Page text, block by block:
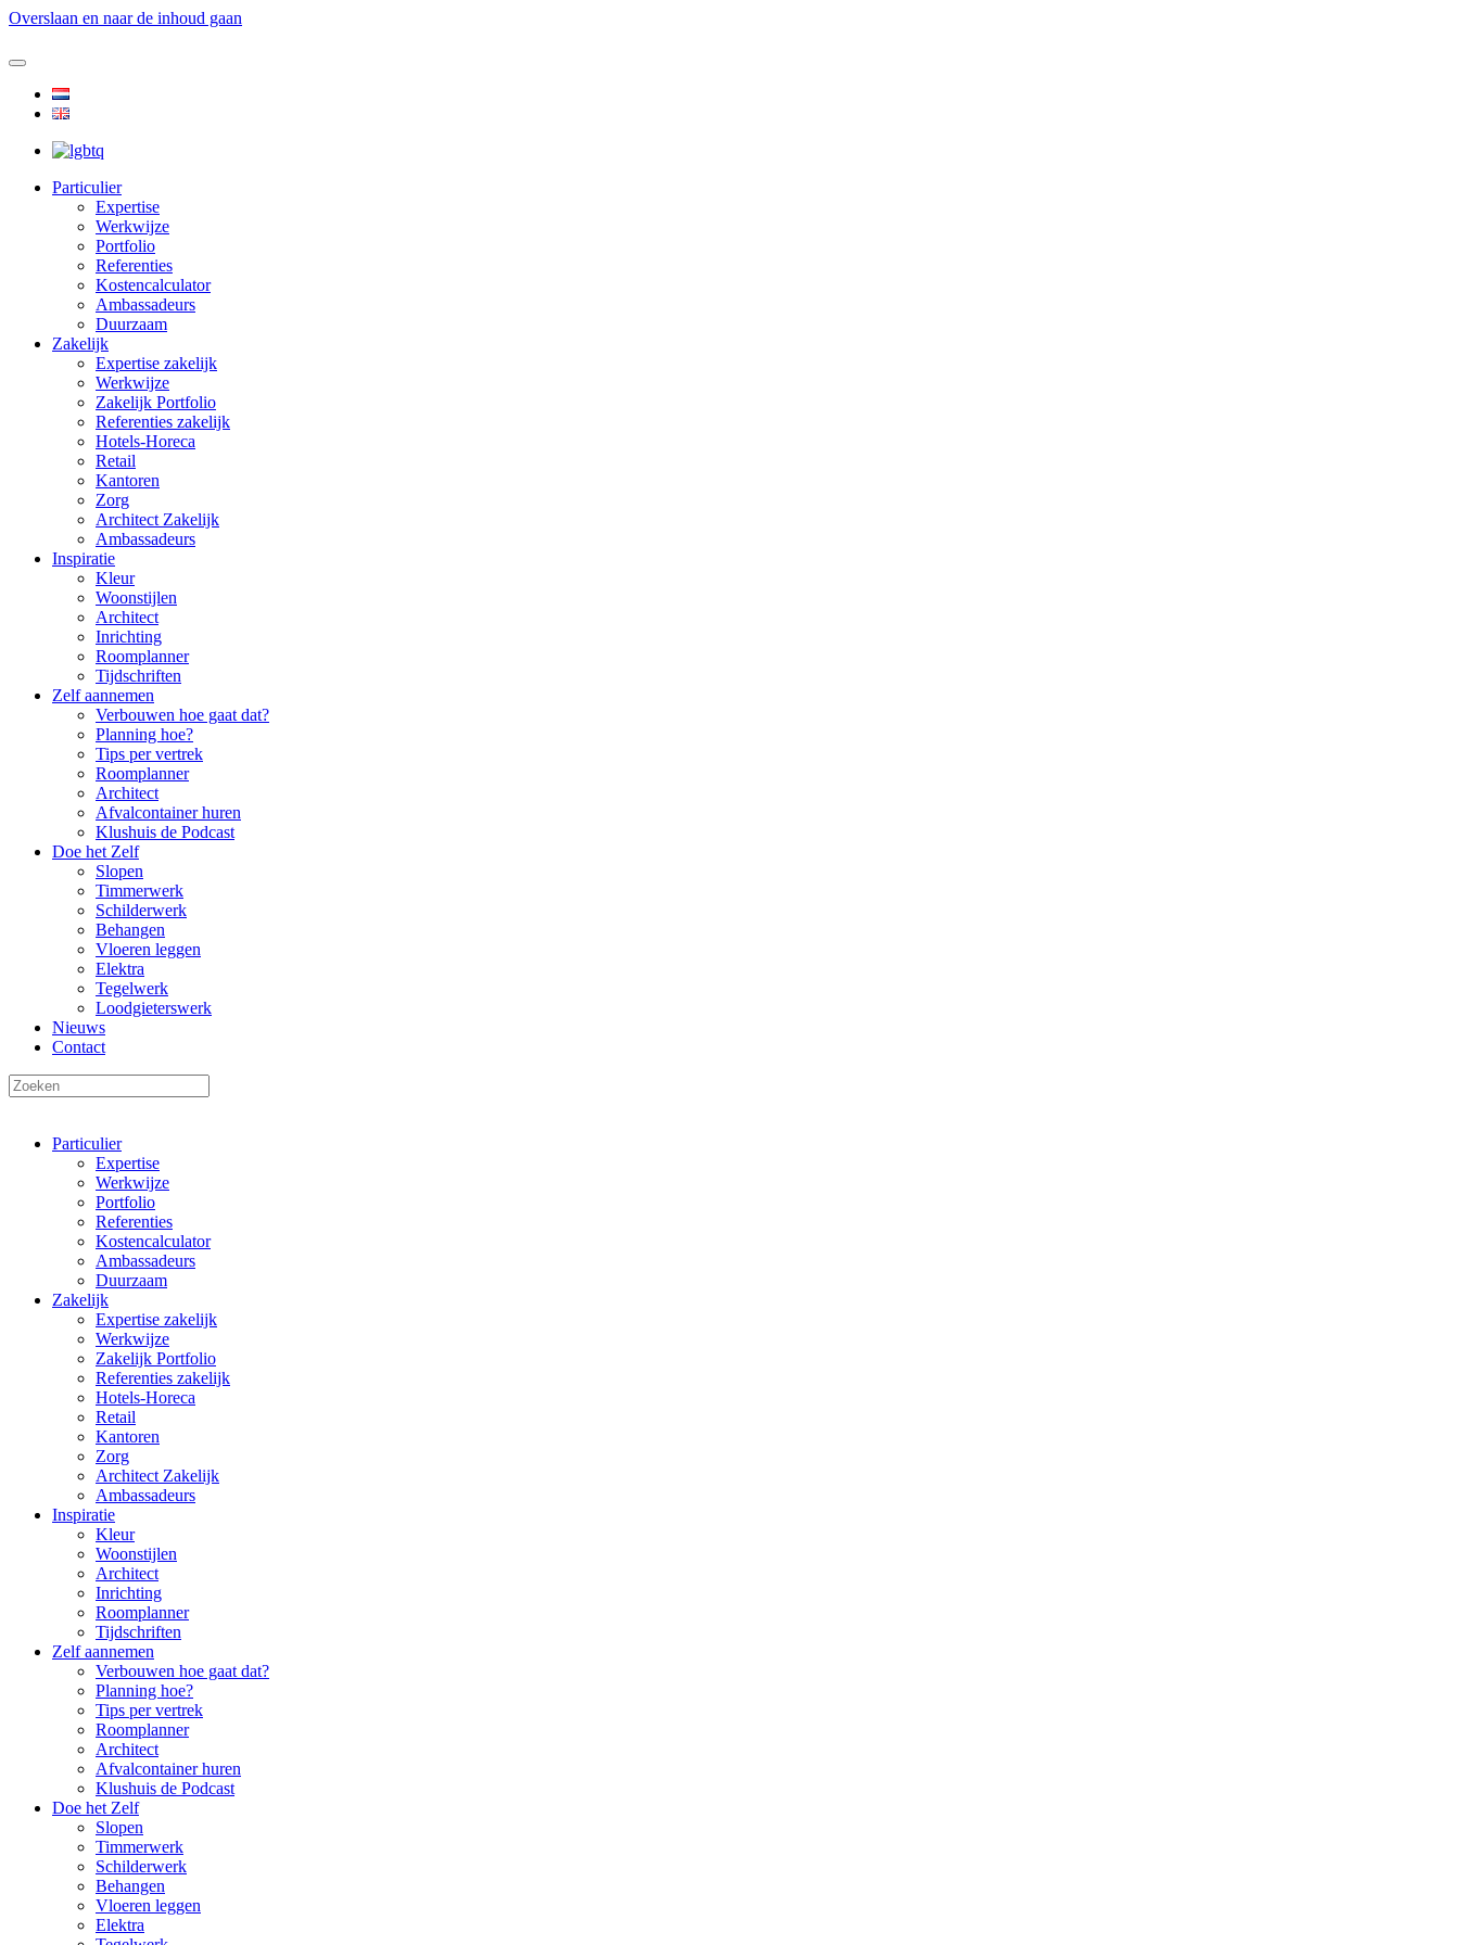
Overslaan en naar de inhoud gaan
Particulier
Expertise
Werkwijze
Portfolio
Referenties
Kostencalculator
Ambassadeurs
Duurzaam
Zakelijk
Expertise zakelijk
Werkwijze
Zakelijk Portfolio
Referenties zakelijk
Hotels-Horeca
Retail
Kantoren
Zorg
Architect Zakelijk
Ambassadeurs
Inspiratie
Kleur
Woonstijlen
Architect
Inrichting
Roomplanner
Tijdschriften
Zelf aannemen
Verbouwen hoe gaat dat?
Planning hoe?
Tips per vertrek
Roomplanner
Architect
Afvalcontainer huren
Klushuis de Podcast
Doe het Zelf
Slopen
Timmerwerk
Schilderwerk
Behangen
Vloeren leggen
Elektra
Tegelwerk
Loodgieterswerk
Nieuws
Contact
Particulier
Expertise
Werkwijze
Portfolio
Referenties
Kostencalculator
Ambassadeurs
Duurzaam
Zakelijk
Expertise zakelijk
Werkwijze
Zakelijk Portfolio
Referenties zakelijk
Hotels-Horeca
Retail
Kantoren
Zorg
Architect Zakelijk
Ambassadeurs
Inspiratie
Kleur
Woonstijlen
Architect
Inrichting
Roomplanner
Tijdschriften
Zelf aannemen
Verbouwen hoe gaat dat?
Planning hoe?
Tips per vertrek
Roomplanner
Architect
Afvalcontainer huren
Klushuis de Podcast
Doe het Zelf
Slopen
Timmerwerk
Schilderwerk
Behangen
Vloeren leggen
Elektra